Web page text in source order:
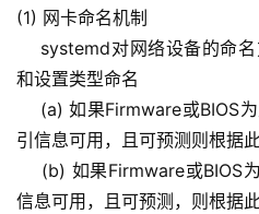
(1) 网卡命名机制
systemd对网络设备的命名
和设置类型命名
(a) 如果Firmware或BIOS
引信息可用，且可预测则根据
(b) 如果Firmware或BIOS为
信息可用，且可预测，则根据